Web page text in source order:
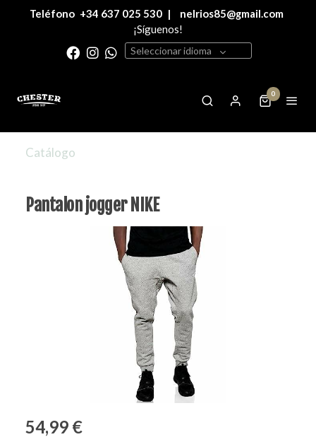
Teléfono +34 637 025 530 |
nelrios85@gmail.com
¡Síguenos!
Seleccionar idioma
0
Catálogo
Pantalon jogger NIKE
54,99 €